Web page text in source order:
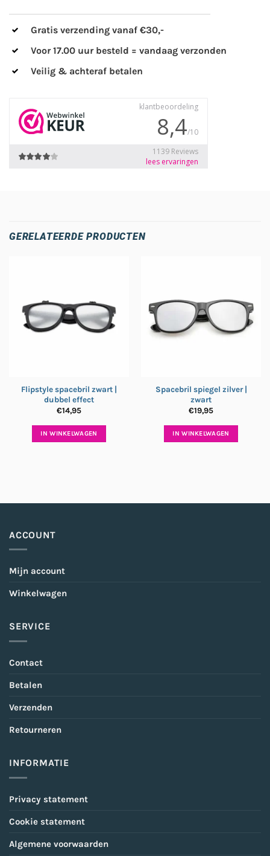
Gratis verzending vanaf €30,-
Voor 17.00 uur besteld = vandaag verzonden
Veilig & achteraf betalen
GERELATEERDE PRODUCTEN
Flipstyle spacebril zwart |
dubbel effect
€14,95
IN WINKELWAGEN
Spacebril spiegel zilver |
zwart
€19,95
IN WINKELWAGEN
ACCOUNT
Mijn account
Winkelwagen
SERVICE
Contact
Betalen
Verzenden
Retourneren
INFORMATIE
Privacy statement
Cookie statement
Algemene voorwaarden